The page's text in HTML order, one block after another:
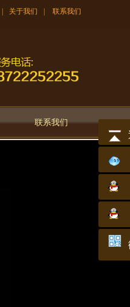
关于我们 联系我们
联系我们